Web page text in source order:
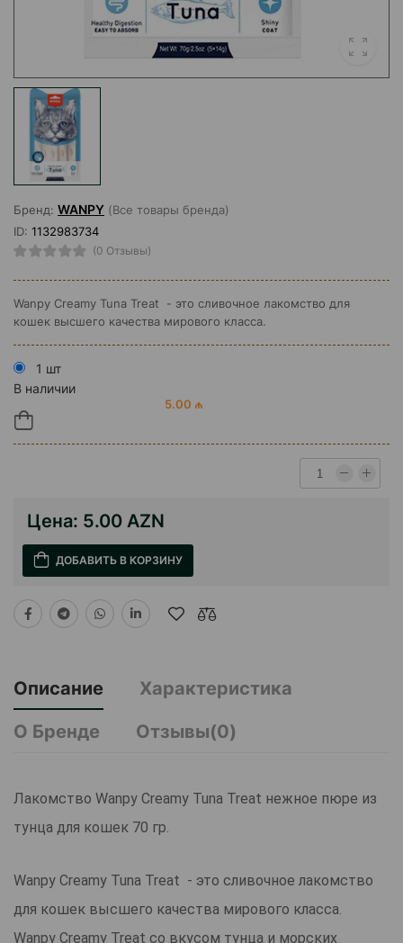
Бренд: WANPY (Все товары бренда)
ID: 1132983734
(0 Отзывы)
Wanpy Creamy Tuna Treat - это сливочное лакомство для
кошек высшего качества мирового класса.
1 шт
В наличии
5.00 ₼
Цена: 5.00 AZN
ДОБАВИТЬ В КОРЗИНУ
Описание
Характеристика
О Бренде
Отзывы(0)
Лакомство Wanpy Creamy Tuna Treat нежное пюре из
тунца для кошек 70 гр.
Wanpy Creamy Tuna Treat - это сливочное лакомство
для кошек высшего качества мирового класса.
Wanpy Creamy Treat со вкусом тунца и морских